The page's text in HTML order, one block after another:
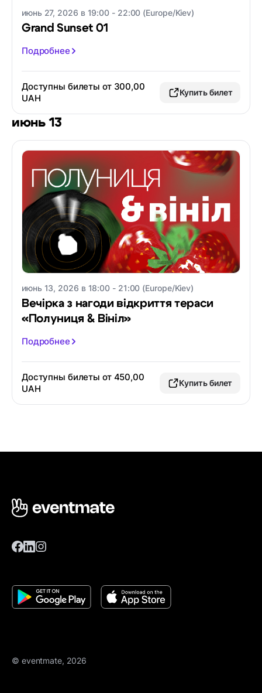
июнь 27, 2026 в 19:00 - 22:00 (Europe/Kiev)
Grand Sunset 01
Подробнее
Доступны билеты от 300,00
UAH
Купить билет
июнь 13
июнь 13, 2026 в 18:00 - 21:00 (Europe/Kiev)
Вечірка з нагоди відкриття тераси
«Полуниця & Вініл»
Подробнее
Доступны билеты от 450,00
UAH
Купить билет
© eventmate, 2026